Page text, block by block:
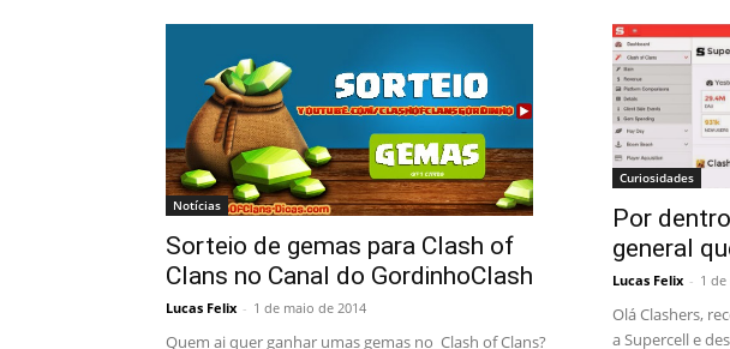
Notícias
Sorteio de gemas para Clash of
Clans no Canal do GordinhoClash
Lucas Felix - 1 de maio de 2014
Quem ai quer ganhar umas gemas no Clash of Clans?
Curiosidades
Por
general
Lucas Felix - 1
Olá Clashers,
a Supercell e